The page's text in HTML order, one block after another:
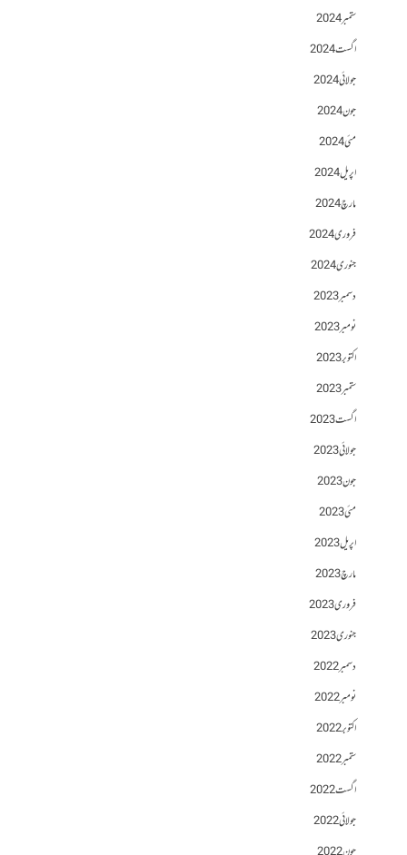
ستمبر 2024
اگست 2024
جولائی 2024
جون 2024
مئی 2024
اپریل 2024
مارچ 2024
فروری 2024
جنوری 2024
دسمبر 2023
نومبر 2023
اکتوبر 2023
ستمبر 2023
اگست 2023
جولائی 2023
جون 2023
مئی 2023
اپریل 2023
مارچ 2023
فروری 2023
جنوری 2023
دسمبر 2022
نومبر 2022
اکتوبر 2022
ستمبر 2022
اگست 2022
جولائی 2022